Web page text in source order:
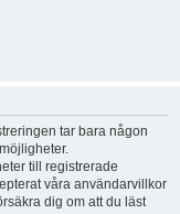
tar bara någon
till registrerade
våra användarvillkor
dig om att du läst